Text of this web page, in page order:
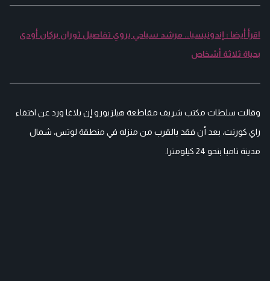
اقرأ أيضا : إندونيسيا.. مرشد سياحي يروي تفاصيل ثوران بركان أودى
بحياة ثلاثة أشخاص
وقالت سلطات مكتب شريف مقاطعة هيلزبورو إن بلاغا ورد عن اختفاء
راي كورنت، بعد أن فقد بالقرب من منزله في منطقة لوتس، شمال
مدينة تامبا بنحو 24 كيلومترا.